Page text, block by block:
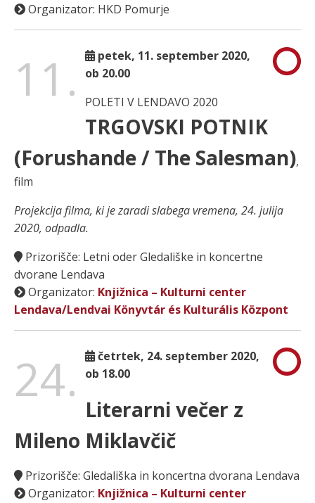
Organizator: HKD Pomurje
11.
petek, 11. september 2020,
ob 20.00
POLETI V LENDAVO 2020
TRGOVSKI POTNIK
(Forushande / The Salesman),
film
Projekcija filma, ki je zaradi slabega vremena, 24. julija
2020, odpadla.
Prizorišče: Letni oder Gledališke in koncertne
dvorane Lendava
Organizator: Knjižnica – Kulturni center
Lendava/Lendvai Könyvtár és Kulturális Központ
24.
četrtek, 24. september 2020,
ob 18.00
Literarni večer z
Mileno Miklavčič
Prizorišče: Gledališka in koncertna dvorana Lendava
Organizator: Knjižnica – Kulturni center